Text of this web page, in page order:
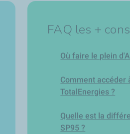
FAQ les +
Où faire le plein
Comment accéder
TotalEnergies ?
Quelle est la
SP95 ?